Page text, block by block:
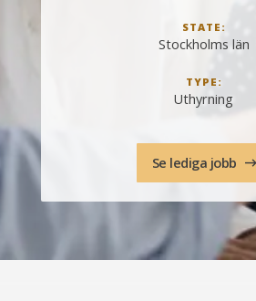
STATE:
Stockholms län
TYPE:
Uthyrning
Se lediga jobb